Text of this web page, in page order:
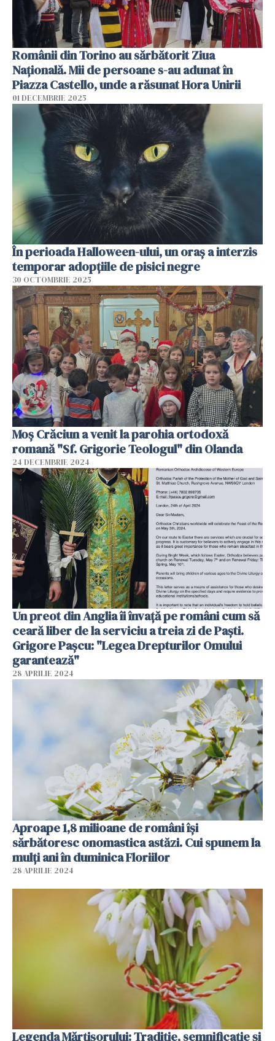
Românii din Torino au sărbătorit Ziua
Națională. Mii de persoane s-au adunat în
Piazza Castello, unde a răsunat Hora Unirii
01 DECEMBRIE 2025
În perioada Halloween-ului, un oraș a interzis
temporar adopțiile de pisici negre
30 OCTOMBRIE 2025
Moș Crăciun a venit la parohia ortodoxă
romană "Sf. Grigorie Teologul" din Olanda
24 DECEMBRIE 2024
Un preot din Anglia îi învață pe români cum să
ceară liber de la serviciu a treia zi de Paști.
Grigore Pașcu: "Legea Drepturilor Omului
garantează"
28 APRILIE 2024
Aproape 1,8 milioane de români îşi
sărbătoresc onomastica astăzi. Cui spunem la
mulți ani în duminica Floriilor
28 APRILIE 2024
Legenda Mărțișorului: Tradiție, semnificație și